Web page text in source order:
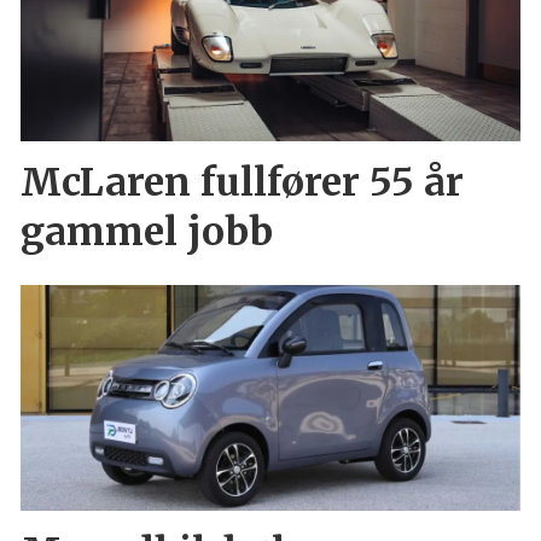
McLaren fullfører 55 år
gammel jobb